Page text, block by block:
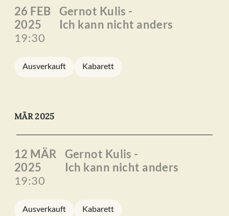
26 FEB
2025
19:30
Gernot Kulis -
Ich kann nicht anders
Ausverkauft Kabarett
MÄR 2025
12 MÄR
2025
19:30
Gernot Kulis -
Ich kann nicht anders
Ausverkauft Kabarett